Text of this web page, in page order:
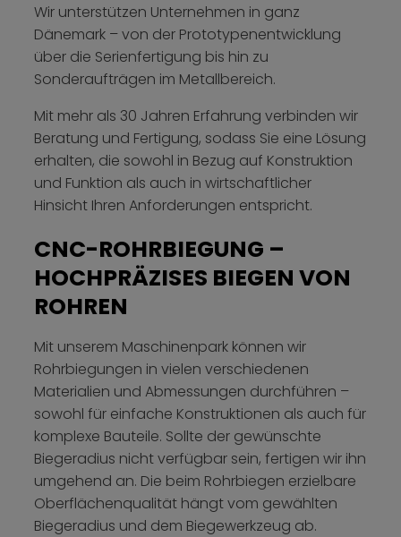
Wir unterstützen Unternehmen in ganz
Dänemark – von der Prototypenentwicklung
über die Serienfertigung bis hin zu
Sonderaufträgen im Metallbereich.
Mit mehr als 30 Jahren Erfahrung verbinden wir
Beratung und Fertigung, sodass Sie eine Lösung
erhalten, die sowohl in Bezug auf Konstruktion
und Funktion als auch in wirtschaftlicher
Hinsicht Ihren Anforderungen entspricht.
CNC-ROHRBIEGUNG –
HOCHPRÄZISES BIEGEN VON
ROHREN
Mit unserem Maschinenpark können wir
Rohrbiegungen in vielen verschiedenen
Materialien und Abmessungen durchführen –
sowohl für einfache Konstruktionen als auch für
komplexe Bauteile. Sollte der gewünschte
Biegeradius nicht verfügbar sein, fertigen wir ihn
umgehend an. Die beim Rohrbiegen erzielbare
Oberflächenqualität hängt vom gewählten
Biegeradius und dem Biegewerkzeug ab.